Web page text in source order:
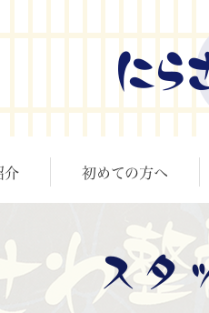
介 初めての方へ
スタ